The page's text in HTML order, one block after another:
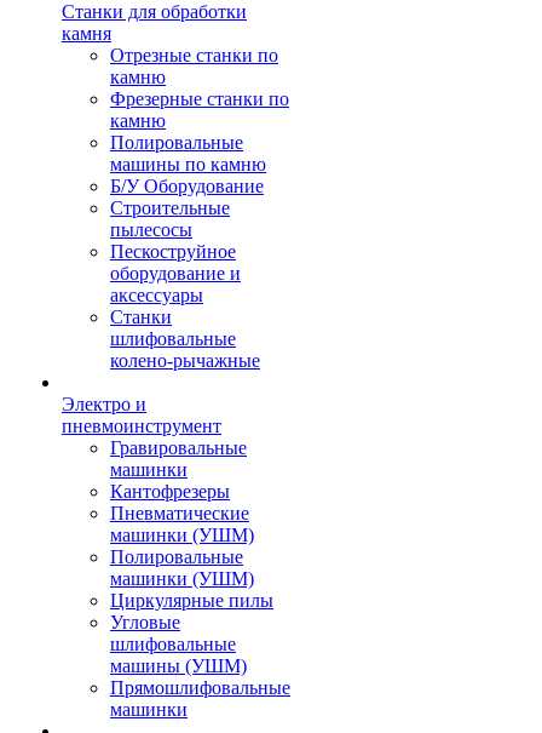
Станки для обработки
камня
Отрезные станки по
камню
Фрезерные станки по
камню
Полировальные
машины по камню
Б/У Оборудование
Строительные
пылесосы
Пескоструйное
оборудование и
аксессуары
Станки
шлифовальные
колено-рычажные
Электро и
пневмоинструмент
Гравировальные
машинки
Кантофрезеры
Пневматические
машинки (УШМ)
Полировальные
машинки (УШМ)
Циркулярные пилы
Угловые
шлифовальные
машины (УШМ)
Прямошлифовальные
машинки